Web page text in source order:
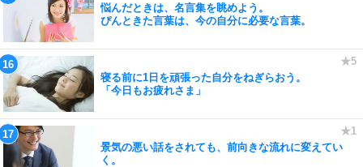
悩んだときは、名言集を眺めよう。
ぴんときた言葉は、今の自分に必要な言葉。
寝る前に1日を頑張った自分をねぎらおう。
「今日もお疲れさま」
景気の悪い話をされても、前向きな流れに変えてい
く。